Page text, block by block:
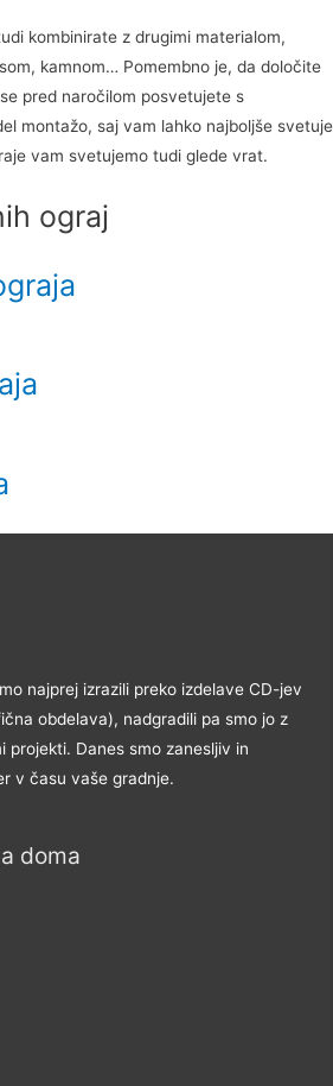
kombinirate z drugimi materialom,
kamnom… Pomembno je, da določite
pred naročilom posvetujete s
montažo, saj vam lahko najboljše svetuje
vam svetujemo tudi glede vrat.
ograj
najprej izrazili preko izdelave CD-jev
obdelava), nadgradili pa smo jo z
projekti. Danes smo zanesljiv in
v času vaše gradnje.
doma